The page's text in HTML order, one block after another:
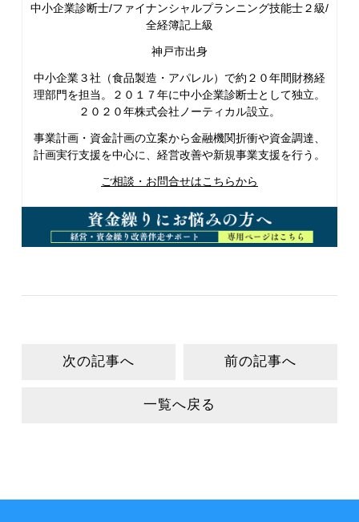
中小企業診断士/ファイナンシャルプランニング技能士２級/
全経簿記上級
神戸市出身
中小企業３社（食品製造・アパレル）で約２０年間財務経
理部門を担当。２０１７年に中小企業診断士として独立。
２０２０年株式会社ノーティカル設立。
事業計画・資金計画の立案から金融機関折衝や資金調達、
計画実行支援を中心に、経営改善や新規事業支援を行う。
ご相談・お問合せはこちらから
次の記事へ 前の記事へ
一覧へ戻る